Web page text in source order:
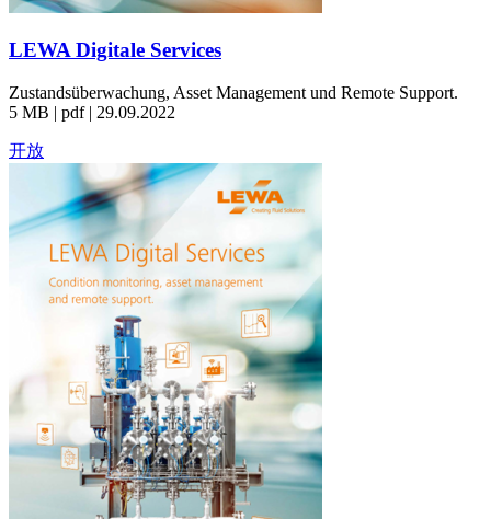
LEWA Digitale Services
Zustandsüberwachung, Asset Management und Remote Support.
5 MB | pdf | 29.09.2022
开放